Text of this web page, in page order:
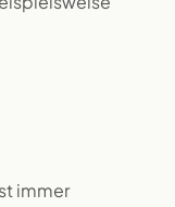
immer